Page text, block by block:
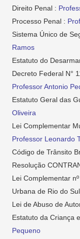
Direito Penal :
Processo Penal :
Sistema Único de
Ramos
Estatuto do
Decreto Federal N°
Professor Antonio
Estatuto Geral das
Oliveira
Lei Complementar
Professor Leonardo
Código de Trânsito
Resolução
Lei Complementar
Urbana de Rio do
Lei de Abuso de
Estatuto da Criança
Pequeno